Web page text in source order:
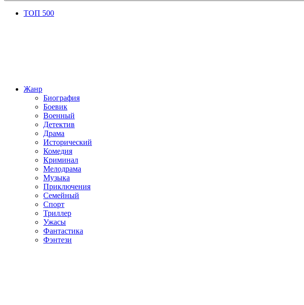
ТОП 500
Жанр
Биография
Боевик
Военный
Детектив
Драма
Исторический
Комедия
Криминал
Мелодрама
Музыка
Приключения
Семейный
Спорт
Триллер
Ужасы
Фантастика
Фэнтези